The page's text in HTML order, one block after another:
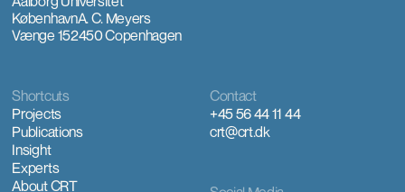
Contact
+45 56 44 11 44
crt@crt.dk
Shortcuts
Projects
Publications
Insight
Experts
About CRT
KøbenhavnA. C. Meyers
Vænge 152450 Copenhagen